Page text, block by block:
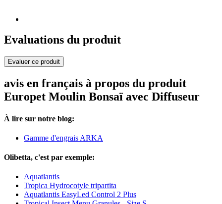
Evaluations du produit
Evaluer ce produit
avis en français à propos du produit
Europet Moulin Bonsaï avec Diffuseur
À lire sur notre blog:
Gamme d'engrais ARKA
Olibetta, c'est par exemple:
Aquatlantis
Tropica Hydrocotyle tripartita
Aquatlantis EasyLed Control 2 Plus